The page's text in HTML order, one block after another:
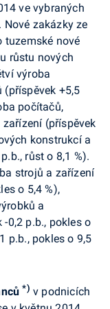
ve vybraných
zakázky ze
tuzemské nové
růstu nových
výroba
(příspěvek +5,5
počítačů,
(příspěvek
konstrukcí a
růst o 8,1 %).
strojů a zařízení
o 5,4 %),
a
0,2 p.b., pokles o
p.b., pokles o 9,5
*) v podnicích